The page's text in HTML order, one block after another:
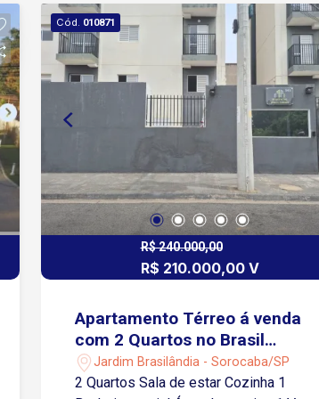
Cód. 010871
R$ 240.000,00
R$ 210.000,00 V
Apartamento Térreo á venda
com 2 Quartos no Brasil
Garden no Jardim Brasilândia
em Sorocaba-SP
Jardim Brasilândia - Sorocaba/SP
2 Quartos Sala de estar Cozinha 1